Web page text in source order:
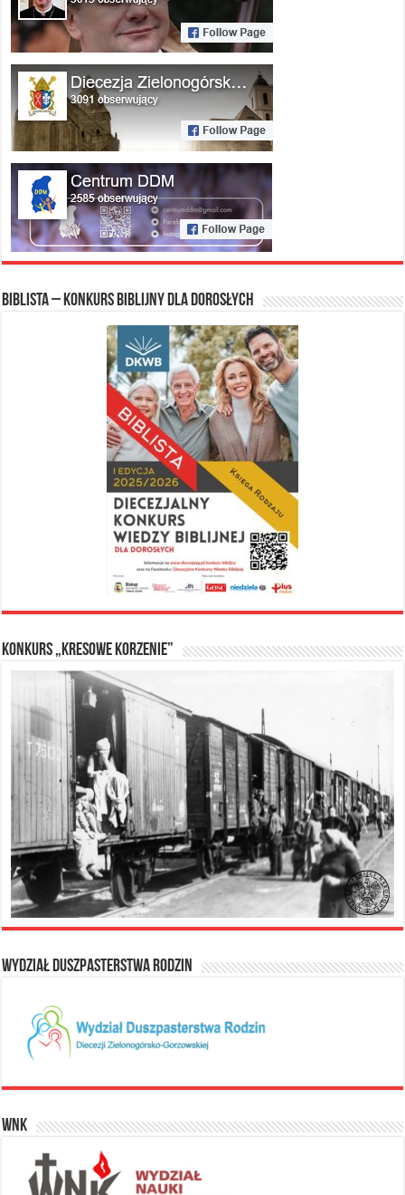
Biblista – konkurs biblijny dla dorosłych
Konkurs „Kresowe Korzenie”
Wydział Duszpasterstwa Rodzin
WNK